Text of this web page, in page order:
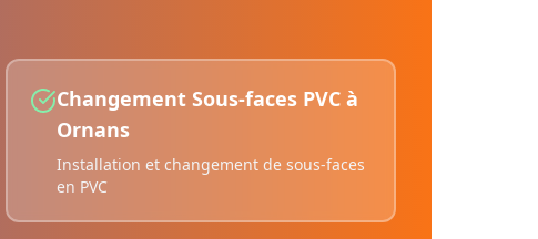
Changement Sous-faces PVC à
Ornans
Installation et changement de sous-faces
en PVC